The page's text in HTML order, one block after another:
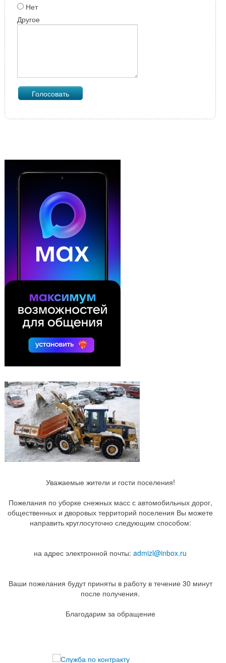
Нет
Другое
Уважаемые жители и гости поселения!
Пожелания по уборке снежных масс с автомобильных дорог,
общественных и дворовых территорий поселения Вы можете
направить круглосуточно следующим способом:
на адрес электронной почты: admizl@inbox.ru
Ваши пожелания будут приняты в работу в течение 30 минут
после получения.
Благодарим за обращение